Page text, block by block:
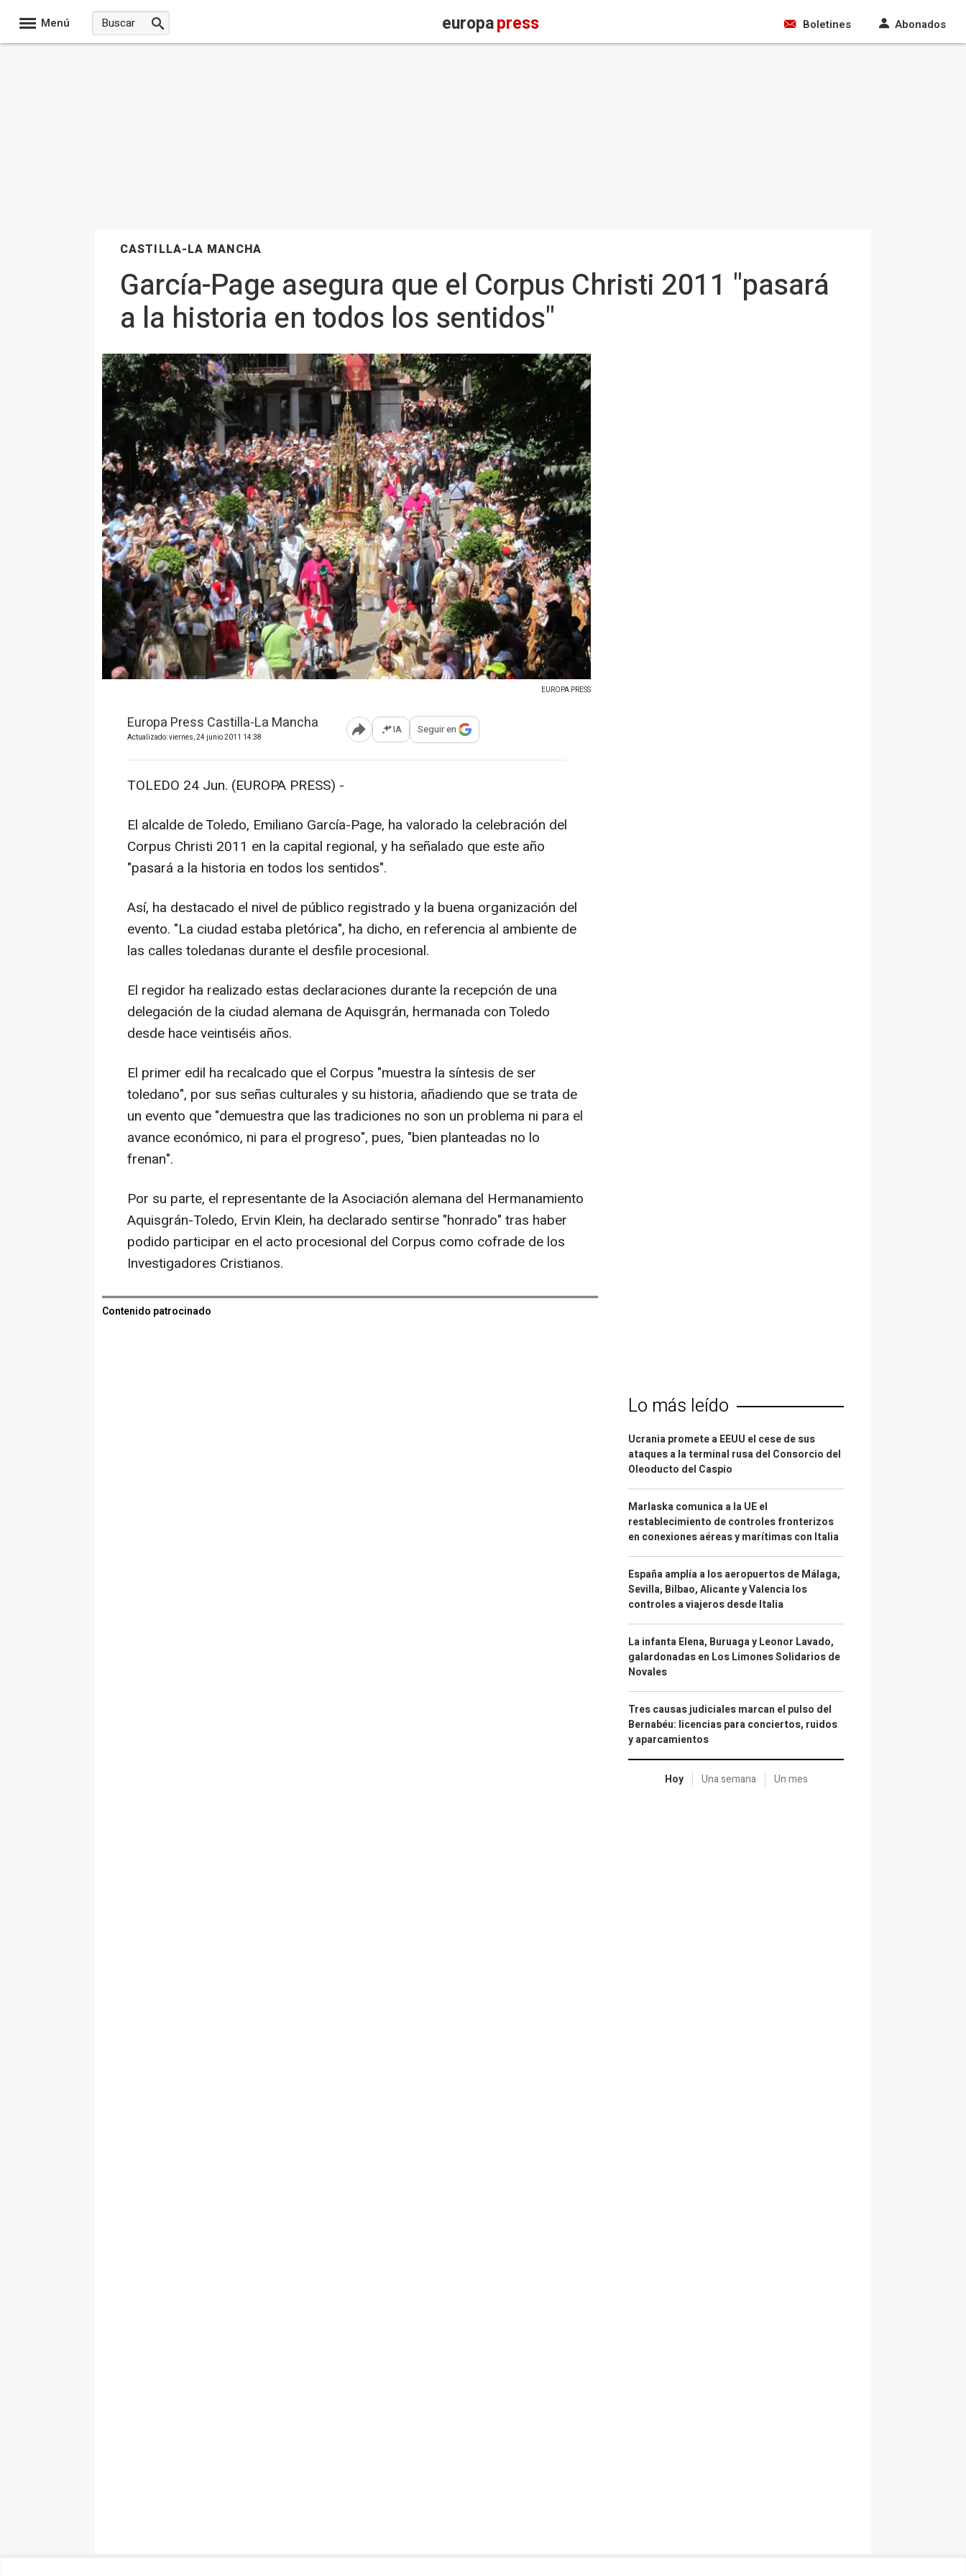
Menú europapress Boletines Abonados
CASTILLA-LA MANCHA
García-Page asegura que el Corpus Christi 2011 "pasará
a la historia en todos los sentidos"
EUROPA PRESS
Europa Press Castilla-La Mancha
Actualizado: viernes, 24 junio 2011 14:38 Abrir opciones para compartir
IA Seguir en
TOLEDO 24 Jun. (EUROPA PRESS) -
El alcalde de Toledo, Emiliano García-Page, ha valorado la celebración del
Corpus Christi 2011 en la capital regional, y ha señalado que este año
"pasará a la historia en todos los sentidos".
Así, ha destacado el nivel de público registrado y la buena organización del
evento. "La ciudad estaba pletórica", ha dicho, en referencia al ambiente de
las calles toledanas durante el desfile procesional.
El regidor ha realizado estas declaraciones durante la recepción de una
delegación de la ciudad alemana de Aquisgrán, hermanada con Toledo
desde hace veintiséis años.
El primer edil ha recalcado que el Corpus "muestra la síntesis de ser
toledano", por sus señas culturales y su historia, añadiendo que se trata de
un evento que "demuestra que las tradiciones no son un problema ni para el
avance económico, ni para el progreso", pues, "bien planteadas no lo
frenan".
Por su parte, el representante de la Asociación alemana del Hermanamiento
Aquisgrán-Toledo, Ervin Klein, ha declarado sentirse "honrado" tras haber
podido participar en el acto procesional del Corpus como cofrade de los
Investigadores Cristianos.
Contenido patrocinado
Lo más leído
Ucrania promete a EEUU el cese de sus
ataques a la terminal rusa del Consorcio del
Oleoducto del Caspio
Marlaska comunica a la UE el
restablecimiento de controles fronterizos
en conexiones aéreas y marítimas con Italia
España amplía a los aeropuertos de Málaga,
Sevilla, Bilbao, Alicante y Valencia los
controles a viajeros desde Italia
La infanta Elena, Buruaga y Leonor Lavado,
galardonadas en Los Limones Solidarios de
Novales
Tres causas judiciales marcan el pulso del
Bernabéu: licencias para conciertos, ruidos
y aparcamientos
Hoy Una semana Un mes